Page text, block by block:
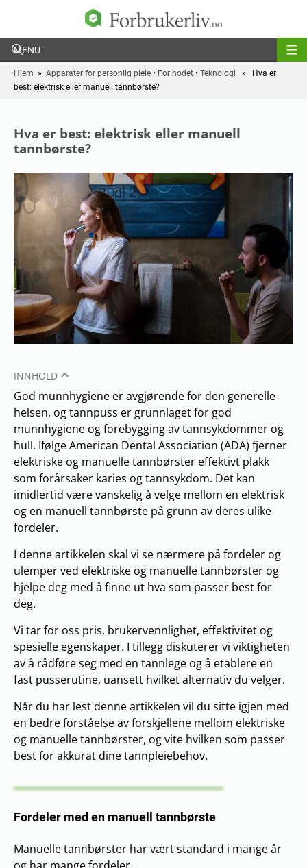
Hjem » Apparater for personlig pleie • For hodet • Teknologi » Hva er
best: elektrisk eller manuell tannbørste?
Hva er best: elektrisk eller manuell
tannbørste?
INNHOLD
God munnhygiene er avgjørende for den generelle
helsen, og tannpuss er grunnlaget for god
munnhygiene og forebygging av tannsykdommer og
hull. Ifølge American Dental Association (ADA) fjerner
elektriske og manuelle tannbørster effektivt plakk
som forårsaker karies og tannsykdom. Det kan
imidlertid være vanskelig å velge mellom en elektrisk
og en manuell tannbørste på grunn av deres ulike
fordeler.
I denne artikkelen skal vi se nærmere på fordeler og
ulemper ved elektriske og manuelle tannbørster og
hjelpe deg med å finne ut hva som passer best for
deg.
Vi tar for oss pris, brukervennlighet, effektivitet og
spesielle egenskaper. I tillegg diskuterer vi viktigheten
av å rådføre seg med en tannlege og å etablere en
fast pusserutine, uansett hvilket alternativ du velger.
Når du har lest denne artikkelen vil du sitte igjen med
en bedre forståelse av forskjellene mellom elektriske
og manuelle tannbørster, og vite hvilken som passer
best for akkurat dine tannpleiebehov.
Fordeler med en manuell tannbørste
Manuelle tannbørster har vært standard i mange år